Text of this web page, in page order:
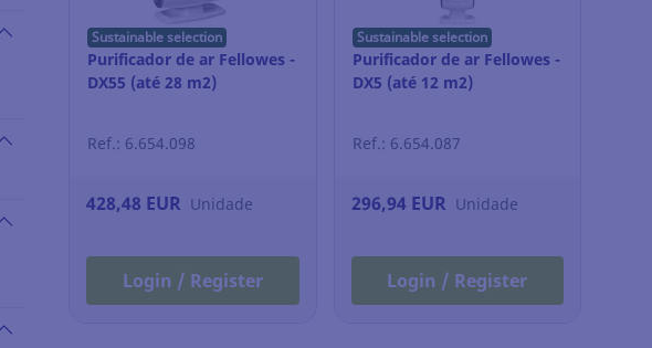
Sustainable selection
Purificador de ar Fellowes -
DX55 (até 28 m2)
Ref.: 6.654.098
428,48 EUR Unidade
Login / Register
Sustainable selection
Purificador de ar Fellowes -
DX5 (até 12 m2)
Ref.: 6.654.087
296,94 EUR Unidade
Login / Register